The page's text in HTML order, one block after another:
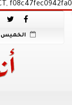
f08c47fec0942fa0
الخميس